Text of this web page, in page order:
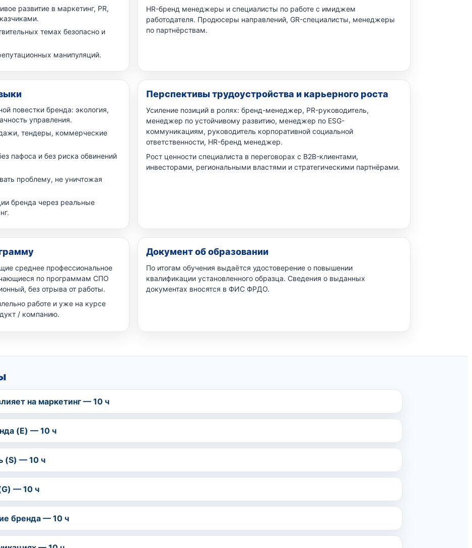
развитие в маркетинг, PR,
темах безопасно и
манипуляций.
HR-бренд менеджеры и специалисты по работе с имиджем
работодателя. Продюсеры направлений, GR-специалисты, менеджеры
по партнёрствам.
повестки бренда: экология,
управления.
тендеры, коммерческие
пафоса и без риска обвинений
проблему, не уничтожая
бренда через реальные
Перспективы трудоустройства и карьерного роста
Усиление позиций в ролях: бренд-менеджер, PR-руководитель,
менеджер по устойчивому развитию, менеджер по ESG-
коммуникациям, руководитель корпоративной социальной
ответственности, HR-бренд менеджер.
Рост ценности специалиста в переговорах с B2B-клиентами,
инвесторами, региональными властями и стратегическими партнёрами.
среднее профессиональное
по программам СПО
без отрыва от работы.
работе и уже на курсе
/ компанию.
Документ об образовании
По итогам обучения выдаётся удостоверение о повышении
квалификации установленного образца. Сведения о выданных
документах вносятся в ФИС ФРДО.
на маркетинг — 10 ч
(E) — 10 ч
(S) — 10 ч
— 10 ч
бренда — 10 ч